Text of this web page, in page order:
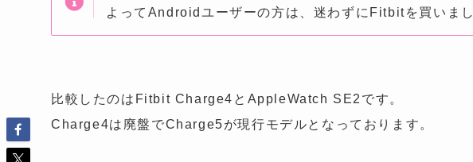
よってAndroidユーザーの方は、迷わずにFitbitを買いまし
比較したのはFitbit Charge4とAppleWatch SE2です。
Charge4は廃盤でCharge5が現行モデルとなっております。